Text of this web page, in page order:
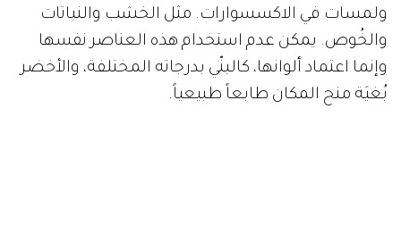
ولمسات في الاكسسوارات. مثل الخشب والنباتات
والخُوص. يمكن عدم استخدام هذه العناصر نفسها
وإنما اعتماد ألوانها، كالبنّي بدرجاته المختلفة، والأخضر
بُغيَة منح المكان طابعاً طبيعياً.